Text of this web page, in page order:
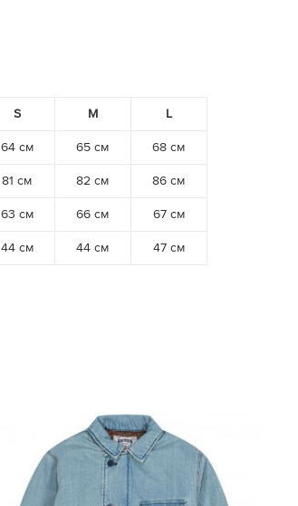
S M L
64 см 65 см 68 см
81 см 82 см 86 см
63 см 66 см 67 см
44 см 44 см 47 см